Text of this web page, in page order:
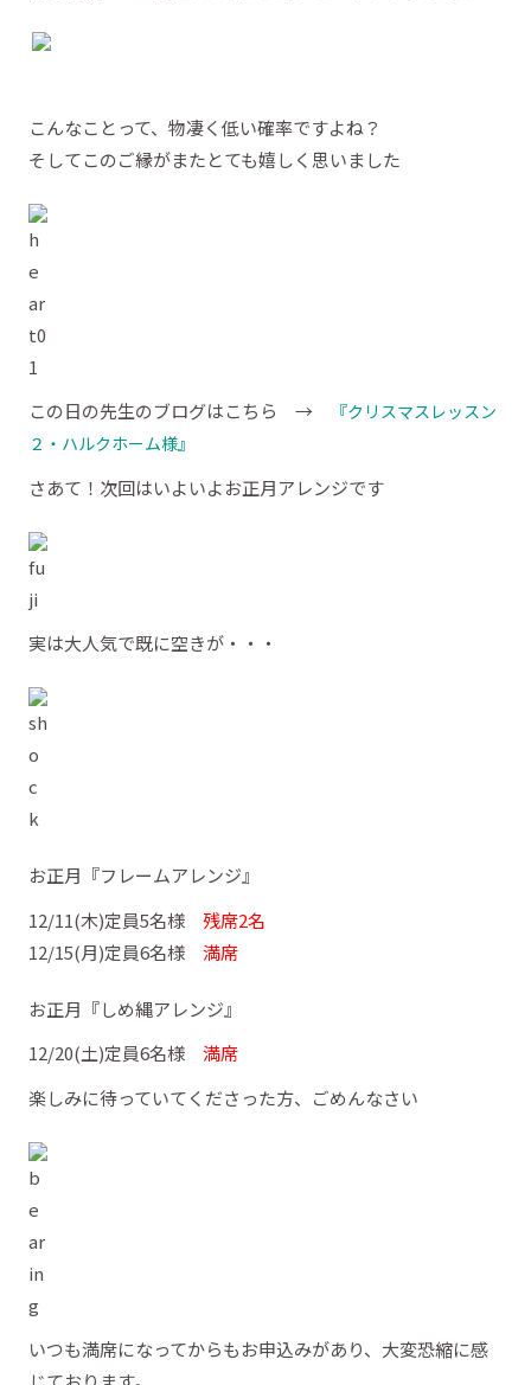
こんなことって、物凄く低い確率ですよね？
そしてこのご縁がまたとても嬉しく思いました
この日の先生のブログはこちら →
『クリスマスレッスン
２・ハルクホーム様』
さあて！次回はいよいよお正月アレンジです
実は大人気で既に空きが・・・
お正月『フレームアレンジ』
12/11(木)定員5名様 残席2名
12/15(月)定員6名様 満席
お正月『しめ縄アレンジ』
12/20(土)定員6名様 満席
楽しみに待っていてくださった方、ごめんなさい
いつも満席になってからもお申込みがあり、大変恐縮に感